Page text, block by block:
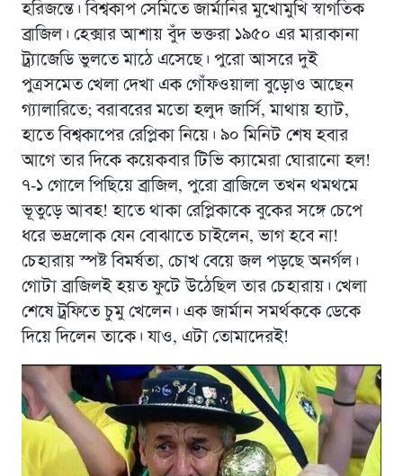
হরিজন্তে। বিশ্বকাপ সেমিতে জার্মানির মুখোমুখি স্বাগতিক
ব্রাজিল। হেক্সার আশায় বুঁদ ভক্তরা ১৯৫০ এর মারাকানা
ট্র্যাজেডি ভুলতে মাঠে এসেছে। পুরো আসরে দুই
পুত্রসমেত খেলা দেখা এক গোঁফওয়ালা বুড়োও আছেন
গ্যালারিতে; বরাবরের মতো হলুদ জার্সি, মাথায় হ্যাট,
হাতে বিশ্বকাপের রেপ্লিকা নিয়ে। ৯০ মিনিট শেষ হবার
আগে তার দিকে কয়েকবার টিভি ক্যামেরা ঘোরানো হল!
৭-১ গোলে পিছিয়ে ব্রাজিল, পুরো ব্রাজিলে তখন থমথমে
ভূতুড়ে আবহ! হাতে থাকা রেপ্লিকাকে বুকের সঙ্গে চেপে
ধরে ভদ্রলোক যেন বোঝাতে চাইলেন, ভাগ হবে না!
চেহারায় স্পষ্ট বিমর্ষতা, চোখ বেয়ে জল পড়ছে অনর্গল।
গোটা ব্রাজিলই হয়ত ফুটে উঠেছিল তার চেহারায়। খেলা
শেষে ট্রফিতে চুমু খেলেন। এক জার্মান সমর্থককে ডেকে
দিয়ে দিলেন তাকে। যাও, এটা তোমাদেরই!